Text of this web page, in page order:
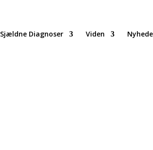
Sjældne Diagnoser Viden